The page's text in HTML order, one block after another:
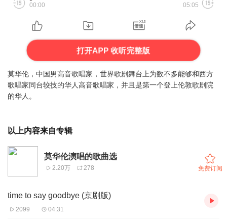
00:00 05:05
打开APP 收听完整版
莫华伦，中国男高音歌唱家，世界歌剧舞台上为数不多能够和西方
歌唱家同台较技的华人高音歌唱家，并且是第一个登上伦敦歌剧院
的华人。
以上内容来自专辑
莫华伦演唱的歌曲选
2.20万 278 免费订阅
time to say goodbye (京剧版)
2099 04:31